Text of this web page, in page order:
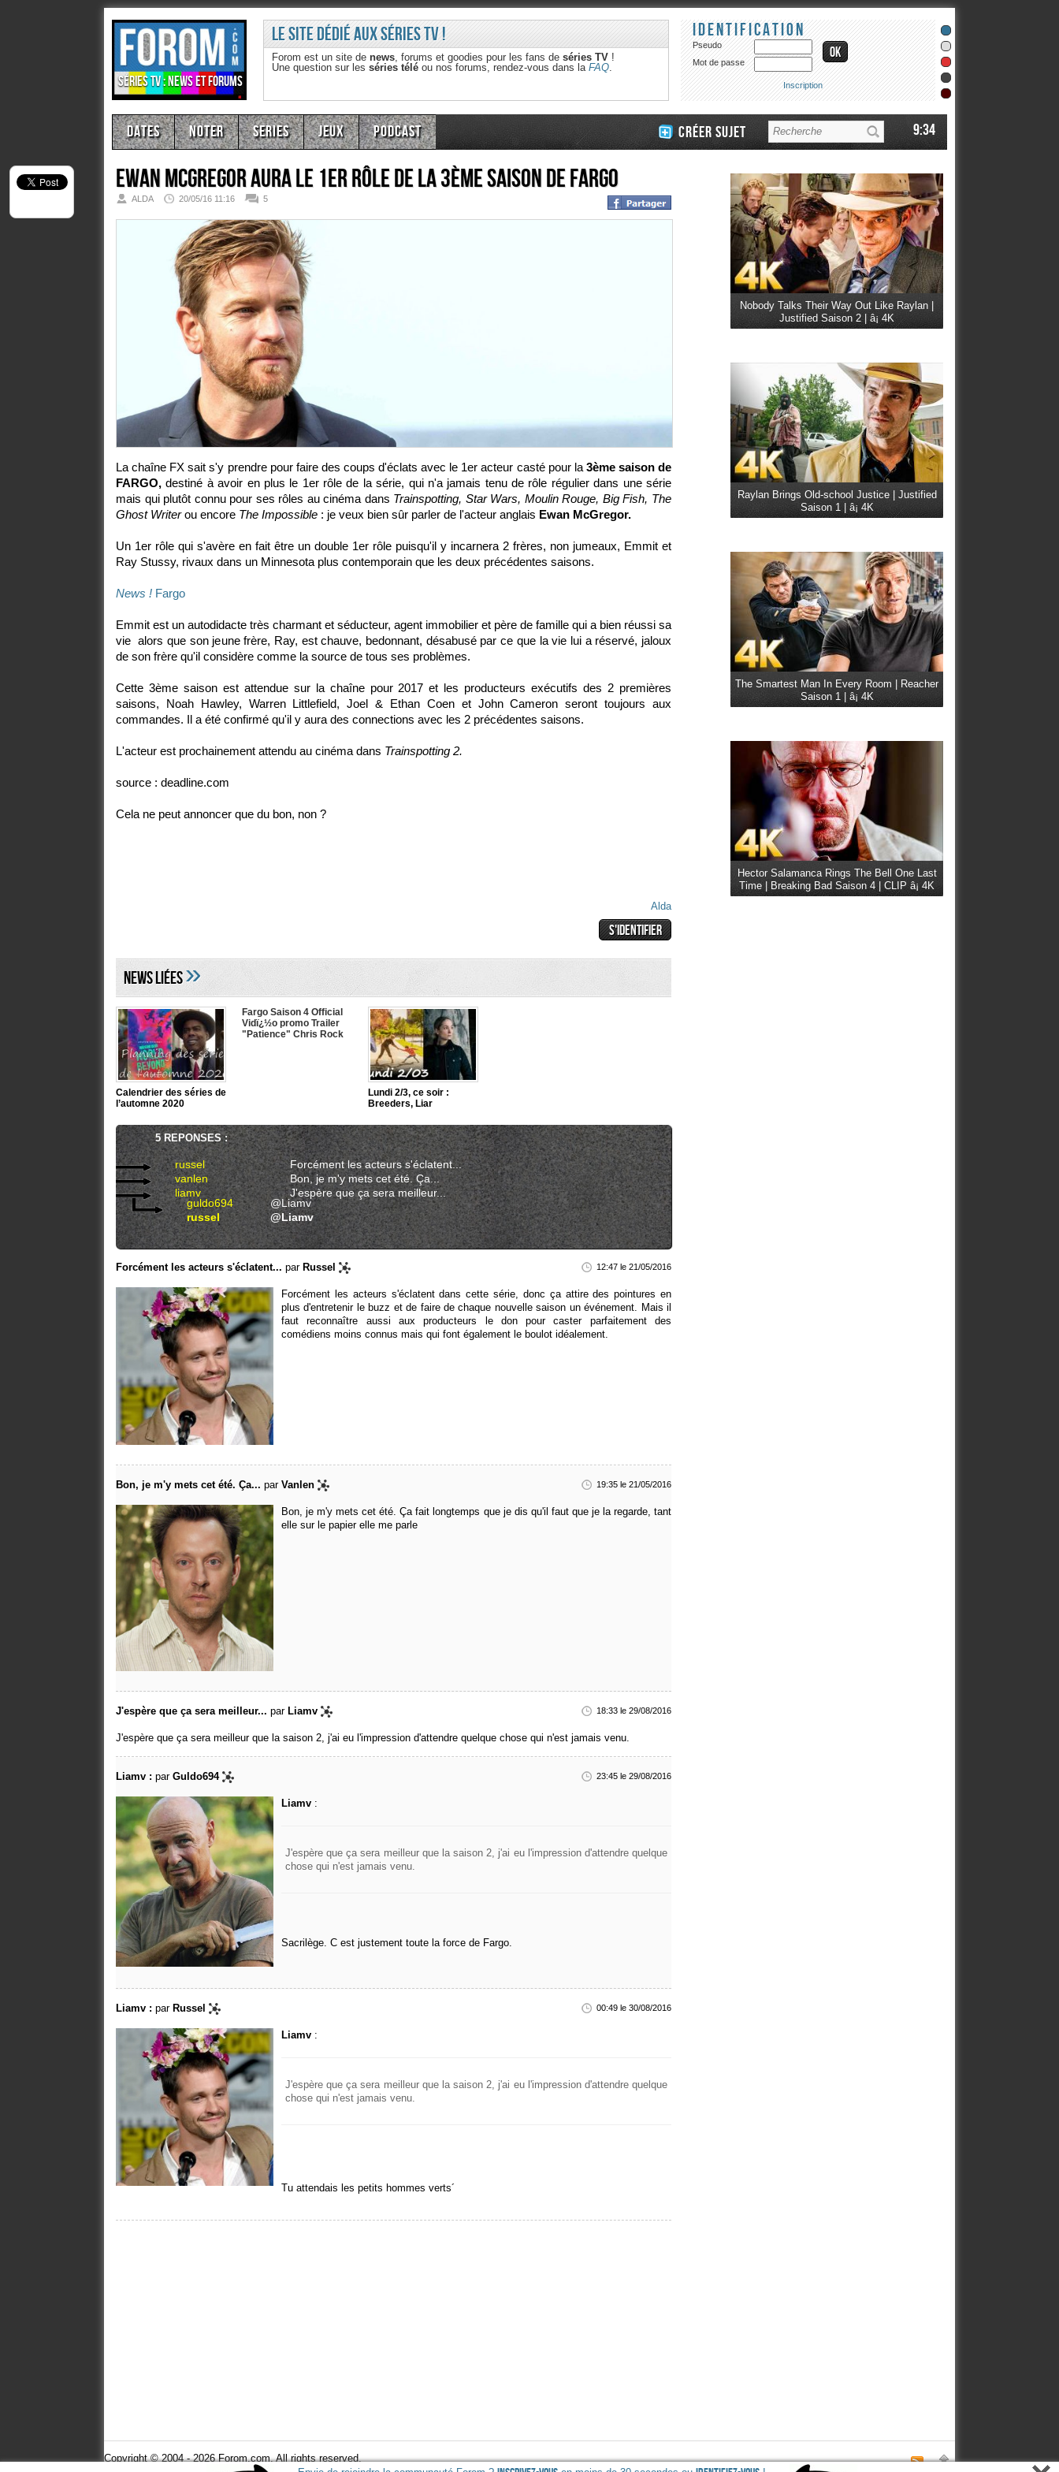
Séries TV : news et forums
Le site dédié aux séries TV !
Forom est un site de news, forums et goodies pour les fans de séries TV!
Une question sur les séries téléou nos forums, rendez-vous dans la FAQ.
Identification
Pseudo
Mot de passe
Inscription
Dates Noter Series Jeux Podcast Créer sujet 9:34
Ewan McGregor aura le 1er rôle de la 3ème saison de Fargo
ALDA 20/05/16 11:16 5
La chaîne FX sait s'y prendre pour faire des coups d'éclats avec le 1er acteur casté pour la 3ème saison de
FARGO,destiné à avoir en plus le 1er rôle de la série, qui n'a jamais tenu de rôle régulier dans une série
mais qui plutôt connu pour ses rôles au cinéma dans Trainspotting, Star Wars, Moulin Rouge, Big Fish, The
Ghost Writerou encore The Impossible : je veux bien sûr parler de l'acteur anglais Ewan McGregor.
Un 1er rôle qui s'avère en fait être un double 1er rôle puisqu'il y incarnera 2 frères, non jumeaux, Emmit et
Ray Stussy, rivaux dans un Minnesota plus contemporain que les deux précédentes saisons.
News ! Fargo
Emmit est un autodidacte très charmant et séducteur, agent immobilier et père de famille qui a bien réussi sa
vie alors que son jeune frère, Ray, est chauve, bedonnant, désabusé par ce que la vie lui a réservé, jaloux
de son frère qu'il considère comme la source de tous ses problèmes.
Cette 3ème saison est attendue sur la chaîne pour 2017 et les producteurs exécutifs des 2 premières
saisons, Noah Hawley, Warren Littlefield, Joel & Ethan Coen et John Cameron seront toujours aux
commandes. Il a été confirmé qu'il y aura des connections avec les 2 précédentes saisons.
L'acteur est prochainement attendu au cinéma dans Trainspotting 2.
source : deadline.com
Cela ne peut annoncer que du bon, non ?
Alda
NEWS LIéES»
Calendrier des séries de
l’automne 2020
Fargo Saison 4 Official
Vidï¿½o promo Trailer
"Patience" Chris Rock
Lundi 2/3, ce soir :
Breeders, Liar
5 REPONSES :
russel
Forcément les acteurs s'éclatent...
vanlen
Bon, je m'y mets cet été. Ça...
liamv
J'espère que ça sera meilleur...
guldo694
@Liamv
russel
@Liamv
Forcément les acteurs s'éclatent... par Russel 12:47 le 21/05/2016
Forcément les acteurs s'éclatent dans cette série, donc ça attire des pointures en
plus d'entretenir le buzz et de faire de chaque nouvelle saison un événement. Mais il
faut reconnaître aussi aux producteurs le don pour caster parfaitement des
comédiens moins connus mais qui font également le boulot idéalement.
Bon, je m'y mets cet été. Ça... par Vanlen 19:35 le 21/05/2016
Bon, je m'y mets cet été. Ça fait longtemps que je dis qu'il faut que je la regarde, tant
elle sur le papier elle me parle
J'espère que ça sera meilleur... par Liamv 18:33 le 29/08/2016
J'espère que ça sera meilleur que la saison 2, j'ai eu l'impression d'attendre quelque chose qui n'est jamais venu.
Liamv : par Guldo694 23:45 le 29/08/2016
Liamv :
J'espère que ça sera meilleur que la saison 2, j'ai eu l'impression d'attendre quelque
chose qui n'est jamais venu.
Sacrilège. C est justement toute la force de Fargo.
Liamv : par Russel 00:49 le 30/08/2016
Liamv :
J'espère que ça sera meilleur que la saison 2, j'ai eu l'impression d'attendre quelque
chose qui n'est jamais venu.
Tu attendais les petits hommes verts´
Nobody Talks Their Way Out Like Raylan |
Justified Saison 2 | â¡ 4K
Raylan Brings Old-school Justice | Justified
Saison 1 | â¡ 4K
The Smartest Man In Every Room | Reacher
Saison 1 | â¡ 4K
Hector Salamanca Rings The Bell One Last
Time | Breaking Bad Saison 4 | CLIP â¡ 4K
Copyright © 2004 - 2026 Forom.com. All rights reserved.